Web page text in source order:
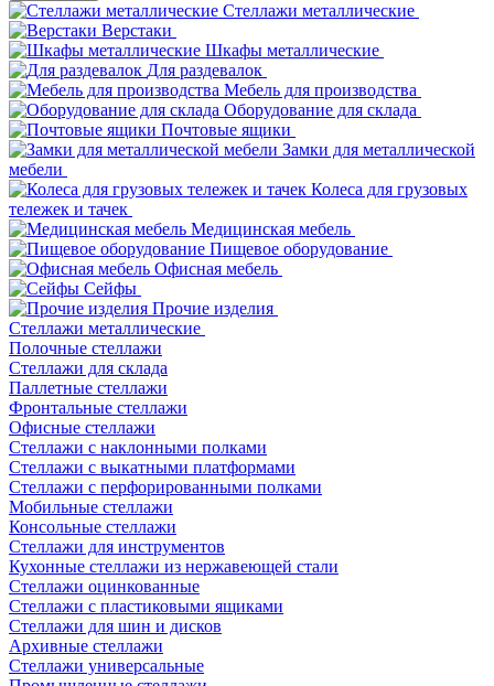
Стеллажи металлические
Верстаки
Шкафы металлические
Для раздевалок
Мебель для производства
Оборудование для склада
Почтовые ящики
Замки для металлической
мебели
Колеса для грузовых
тележек и тачек
Медицинская мебель
Пищевое оборудование
Офисная мебель
Сейфы
Прочие изделия
Стеллажи металлические
Полочные стеллажи
Стеллажи для склада
Паллетные стеллажи
Фронтальные стеллажи
Офисные стеллажи
Стеллажи с наклонными полками
Стеллажи с выкатными платформами
Стеллажи с перфорированными полками
Мобильные стеллажи
Консольные стеллажи
Стеллажи для инструментов
Кухонные стеллажи из нержавеющей стали
Стеллажи оцинкованные
Стеллажи с пластиковыми ящиками
Стеллажи для шин и дисков
Архивные стеллажи
Стеллажи универсальные